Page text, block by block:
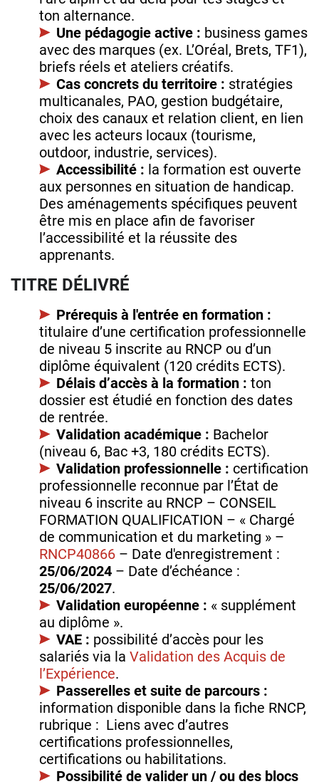
ton alternance.
Une pédagogie active : business games
avec des marques (ex. L’Oréal, Brets, TF1),
briefs réels et ateliers créatifs.
Cas concrets du territoire : stratégies
multicanales, PAO, gestion budgétaire,
choix des canaux et relation client, en lien
avec les acteurs locaux (tourisme,
outdoor, industrie, services).
Accessibilité : la formation est ouverte
aux personnes en situation de handicap.
Des aménagements spécifiques peuvent
être mis en place afin de favoriser
l’accessibilité et la réussite des
apprenants.
TITRE DÉLIVRÉ
Prérequis à l'entrée en formation :
titulaire d’une certification professionnelle
de niveau 5 inscrite au RNCP ou d’un
diplôme équivalent (120 crédits ECTS).
Délais d’accès à la formation : ton
dossier est étudié en fonction des dates
de rentrée.
Validation académique : Bachelor
(niveau 6, Bac +3, 180 crédits ECTS).
Validation professionnelle : certification
professionnelle reconnue par l’État de
niveau 6 inscrite au RNCP – CONSEIL
FORMATION QUALIFICATION – « Chargé
de communication et du marketing » –
RNCP40866 – Date d'enregistrement :
25/06/2024 – Date d’échéance :
25/06/2027.
Validation européenne : « supplément
au diplôme ».
VAE : possibilité d’accès pour les
salariés via la Validation des Acquis de
l’Expérience.
Passerelles et suite de parcours :
information disponible dans la fiche RNCP,
rubrique : Liens avec d’autres
certifications professionnelles,
certifications ou habilitations.
Possibilité de valider un / ou des blocs